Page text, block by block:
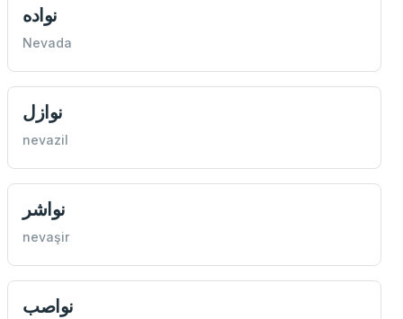
نواده
Nevada
نوازل
nevazil
نواشر
nevaşir
نواصب